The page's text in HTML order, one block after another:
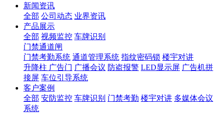
新闻资讯
全部 公司动态 业界资讯
产品展示
全部 视频监控 车牌识别
门禁通道闸
门禁考勤系统 通道管理系统 指纹密码锁 楼宇对讲
升降柱 广告门 广播会议 防盗报警 LED显示屏 广告机拼
接屏 车位引导系统
客户案例
全部 安防监控 车牌识别 门禁考勤 楼宇对讲 多媒体会议
系统